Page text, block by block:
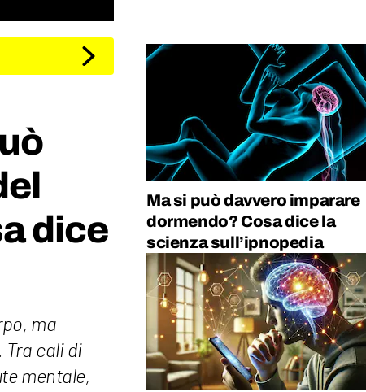
dice
ma
Tra cali di
mentale,
Ma si può davvero imparare
dormendo? Cosa dice la
scienza sull’ipnopedia